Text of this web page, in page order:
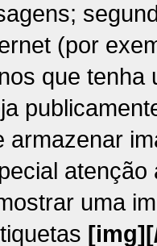
(por
que
armazenar
uma